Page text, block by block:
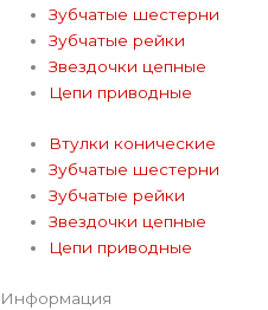
Зубчатые шестерни
Зубчатые рейки
Звездочки цепные
Цепи приводные
Втулки конические
Зубчатые шестерни
Зубчатые рейки
Звездочки цепные
Цепи приводные
Информация